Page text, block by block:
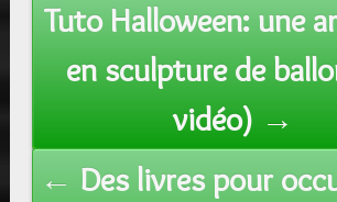
navigation
Tuto Halloween: une
en sculpture de
vidéo) →
← Des livres pour